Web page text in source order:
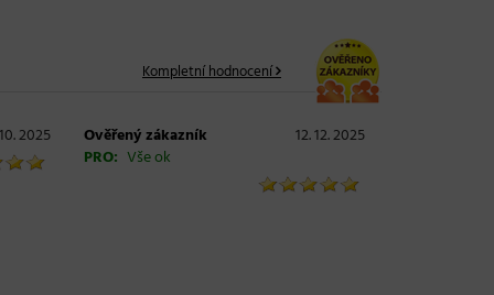
Kompletní hodnocení
2025 Ověřený zákazník
12. 12. 2025
PRO: Vše ok